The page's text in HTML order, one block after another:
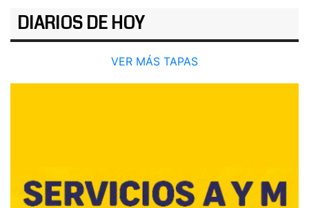
DIARIOS DE HOY
VER MÁS TAPAS